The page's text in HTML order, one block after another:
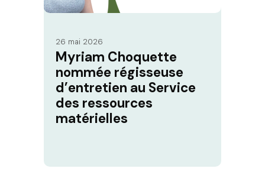
26 mai 2026
Myriam Choquette
nommée régisseuse
d’entretien au Service
des ressources
matérielles